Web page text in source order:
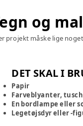
og
projekt måske lige
DET SKAL I
Papir
Farveblyanter,
En bordlampe eller
Legetøjsdyr eller -